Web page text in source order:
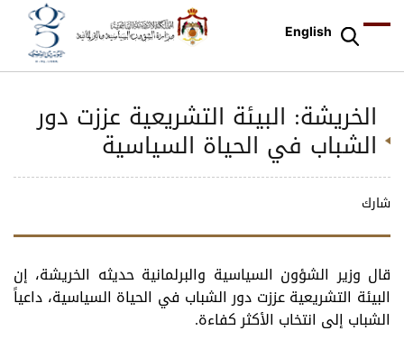
English
الخريشة: البيئة التشريعية عززت دور
الشباب في الحياة السياسية
شارك
قال وزير الشؤون السياسية والبرلمانية حديثه الخريشة، إن
البيئة التشريعية عززت دور الشباب في الحياة السياسية، داعياً
الشباب إلى انتخاب الأكثر كفاءة.